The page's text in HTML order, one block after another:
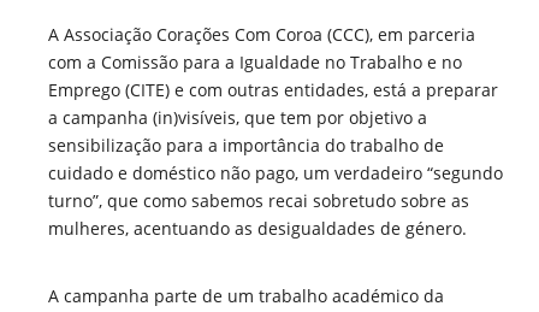
A Associação Corações Com Coroa (CCC), em parceria
com a Comissão para a Igualdade no Trabalho e no
Emprego (CITE) e com outras entidades, está a preparar
a campanha (in)visíveis, que tem por objetivo a
sensibilização para a importância do trabalho de
cuidado e doméstico não pago, um verdadeiro “segundo
turno”, que como sabemos recai sobretudo sobre as
mulheres, acentuando as desigualdades de género.
A campanha parte de um trabalho académico da